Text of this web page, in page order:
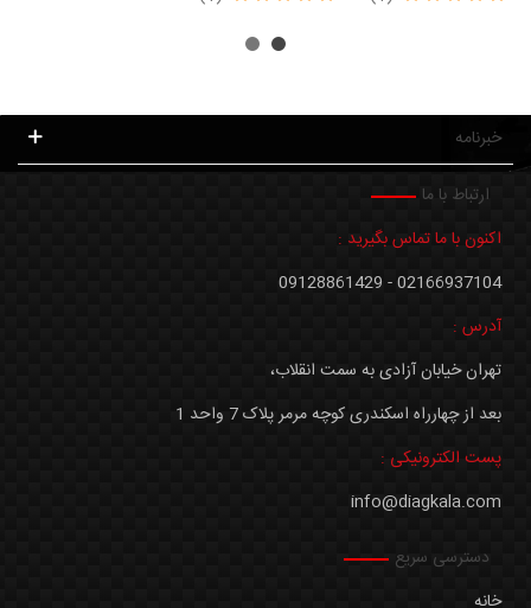
خبرنامه
ارتباط با ما
اکنون با ما تماس بگیرید :
02166937104 - 09128861429
آدرس :
تهران خیابان آزادی به سمت انقلاب،
بعد از چهارراه اسکندری کوچه مرمر پلاک 7 واحد 1
پست الکترونیکی :
info@diagkala.com
دسترسی سریع
خانه